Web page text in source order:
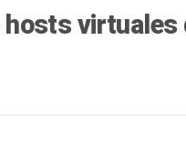
virtuales